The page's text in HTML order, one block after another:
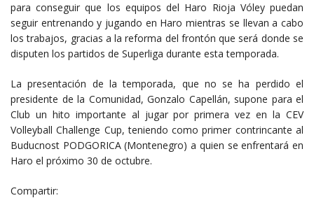
para conseguir que los equipos del Haro Rioja Vóley puedan
seguir entrenando y jugando en Haro mientras se llevan a cabo
los trabajos, gracias a la reforma del frontón que será donde se
disputen los partidos de Superliga durante esta temporada.
La presentación de la temporada, que no se ha perdido el
presidente de la Comunidad, Gonzalo Capellán, supone para el
Club un hito importante al jugar por primera vez en la CEV
Volleyball Challenge Cup, teniendo como primer contrincante al
Buducnost PODGORICA (Montenegro) a quien se enfrentará en
Haro el próximo 30 de octubre.
Compartir: